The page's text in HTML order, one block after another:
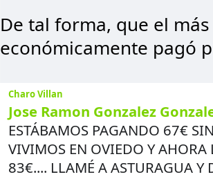
De tal forma, que el
económicamente pagó
Charo Villan
Jose Ramon Gonzalez
ESTÁBAMOS PAGANDO 67€
VIVIMOS EN OVIEDO Y AHORA
83€.... LLAMÉ A ASTURAGUA Y